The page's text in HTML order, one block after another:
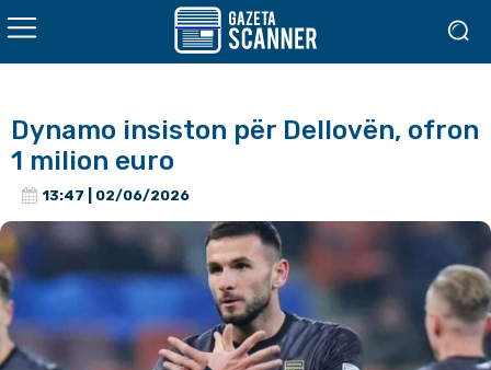
Dynamo insiston për Dellovën, ofron
1 milion euro
13:47 | 02/06/2026